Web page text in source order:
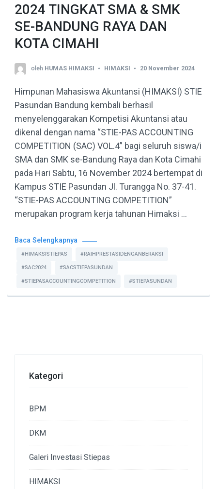
2024 TINGKAT SMA & SMK
SE-BANDUNG RAYA DAN
KOTA CIMAHI
oleh HUMAS HIMAKSI HIMAKSI 20 November 2024
Himpunan Mahasiswa Akuntansi (HIMAKSI) STIE
Pasundan Bandung kembali berhasil
menyelenggarakan Kompetisi Akuntansi atau
dikenal dengan nama “STIE-PAS ACCOUNTING
COMPETITION (SAC) VOL.4” bagi seluruh siswa/i
SMA dan SMK se-Bandung Raya dan Kota Cimahi
pada Hari Sabtu, 16 November 2024 bertempat di
Kampus STIE Pasundan Jl. Turangga No. 37-41.
“STIE-PAS ACCOUNTING COMPETITION”
merupakan program kerja tahunan Himaksi …
Baca Selengkapnya
#HIMAKSISTIEPAS #RAIHPRESTASIDENGANBERAKSI
#SAC2024 #SACSTIEPASUNDAN
#STIEPASACCOUNTINGCOMPETITION #STIEPASUNDAN
Kategori
BPM
DKM
Galeri Investasi Stiepas
HIMAKSI